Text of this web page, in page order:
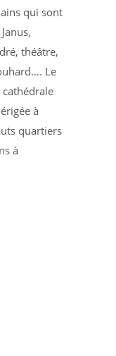
qui sont
théâtre,
Le
cathédrale
à
quartiers
à